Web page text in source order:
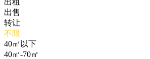
出租
出售
转让
不限
40㎡以下
40㎡-70㎡